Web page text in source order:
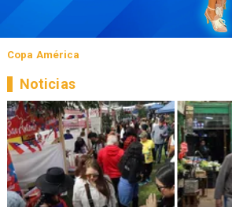
Copa América
Noticias